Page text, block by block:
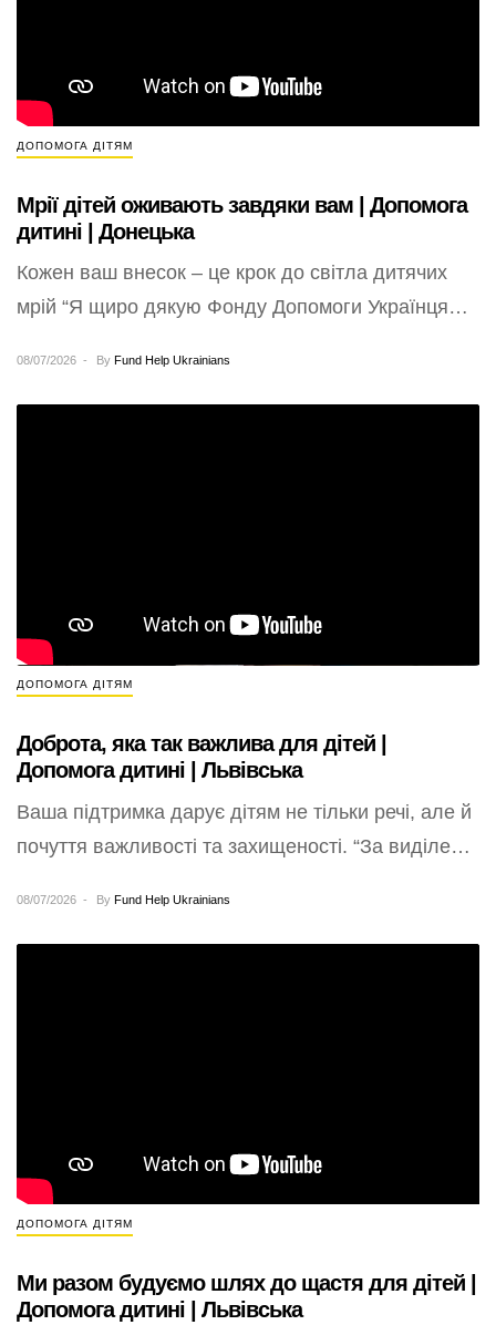
ДОПОМОГА ДІТЯМ
Мрії дітей оживають завдяки вам | Допомога
дитині | Донецька
Кожен ваш внесок – це крок до світла дитячих
мрій “Я щиро дякую Фонду Допомоги Українцям
08/07/2026 By Fund Help Ukrainians
ДОПОМОГА ДІТЯМ
Доброта, яка так важлива для дітей |
Допомога дитині | Львівська
Ваша підтримка дарує дітям не тільки речі, але й
почуття важливості та захищеності. “За виділенні
08/07/2026 By Fund Help Ukrainians
ДОПОМОГА ДІТЯМ
Ми разом будуємо шлях до щастя для дітей |
Допомога дитині | Львівська